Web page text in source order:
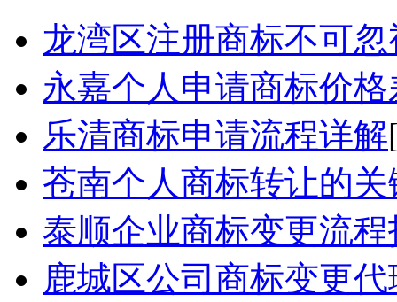
龙湾区注册商标不可
永嘉个人申请商标价
乐清商标申请流程详解
苍南个人商标转让的
泰顺企业商标变更流程
鹿城区公司商标变更